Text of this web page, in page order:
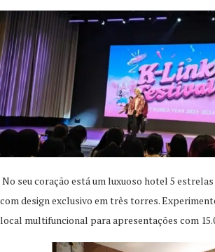
No seu coração está um luxuoso hotel 5
com design exclusivo em três torres.
local multifuncional para apresentações com